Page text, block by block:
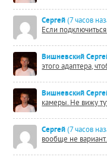
Сергей (7 часов
Если
Вишневский
этого адаптера,
Вишневский
камеры. Не вижу
Сергей (7 часов
вообще не вариант.